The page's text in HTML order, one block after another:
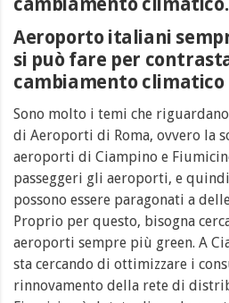
Aeroporto italiani
si può fare per
cambiamento climatico
Sono molto i temi che
di Aeroporti di Roma, ovvero la
aeroporti di Ciampino e
passeggeri gli aeroporti, e
possono essere paragonati a
Proprio per questo, bisogna
aeroporti sempre più green. A
sta cercando di ottimizzare i
rinnovamento della rete di